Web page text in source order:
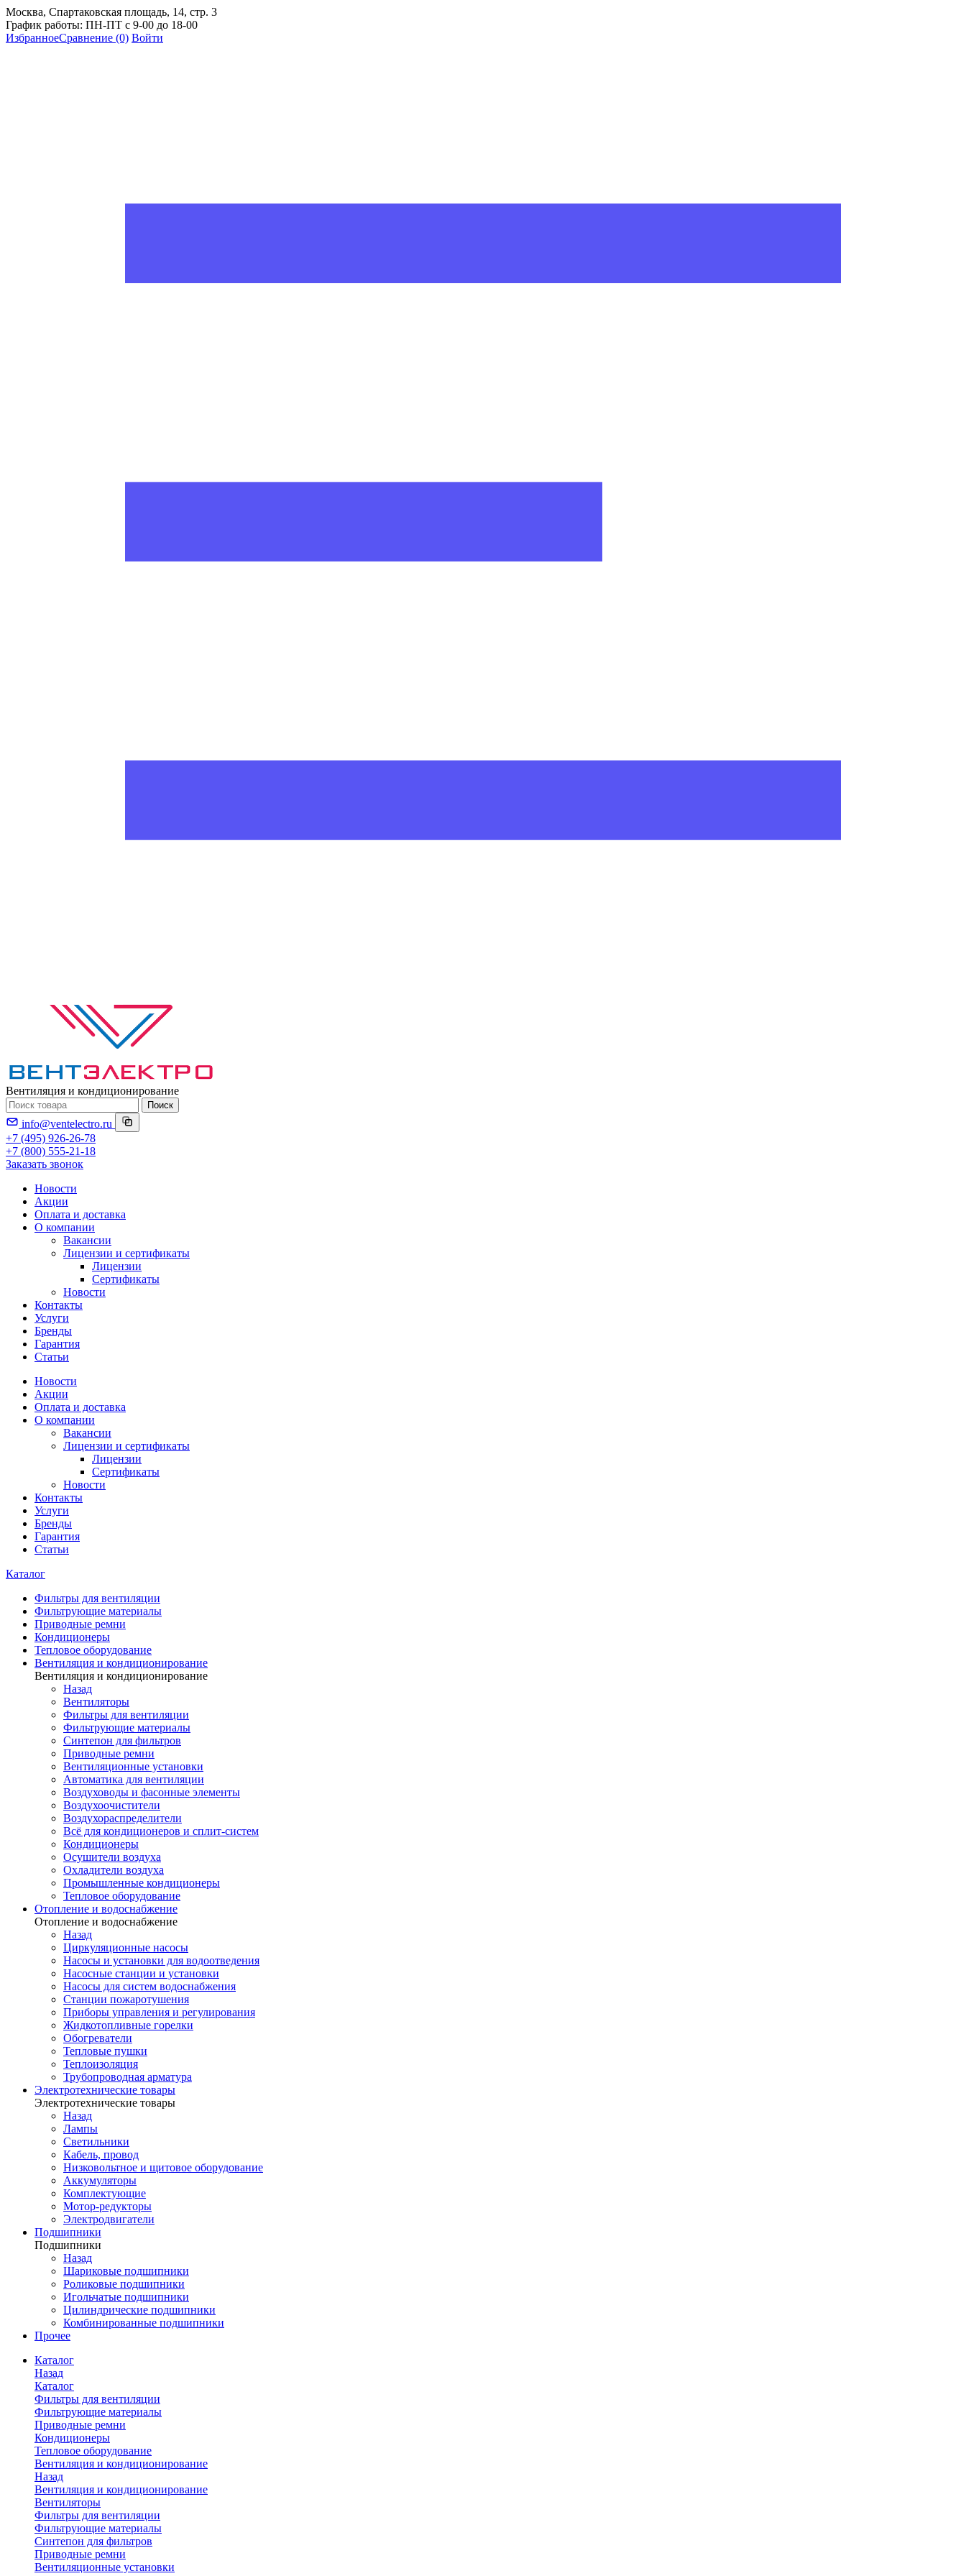
Москва, Спартаковская площадь, 14, стр. 3
График работы: ПН-ПТ с 9-00 до 18-00
ИзбранноеСравнение (0) Войти
Вентиляция и кондиционирование
Поиск
info@ventelectro.ru
+7 (495) 926-26-78
+7 (800) 555-21-18
Заказать звонок
Новости
Акции
Оплата и доставка
О компании
Вакансии
Лицензии и сертификаты
Лицензии
Сертификаты
Новости
Контакты
Услуги
Бренды
Гарантия
Статьи
Новости
Акции
Оплата и доставка
О компании
Вакансии
Лицензии и сертификаты
Лицензии
Сертификаты
Новости
Контакты
Услуги
Бренды
Гарантия
Статьи
Каталог
Фильтры для вентиляции
Фильтрующие материалы
Приводные ремни
Кондиционеры
Тепловое оборудование
Вентиляция и кондиционирование
Вентиляция и кондиционирование
Назад
Вентиляторы
Фильтры для вентиляции
Фильтрующие материалы
Синтепон для фильтров
Приводные ремни
Вентиляционные установки
Автоматика для вентиляции
Воздуховоды и фасонные элементы
Воздухоочистители
Воздухораспределители
Всё для кондиционеров и сплит-систем
Кондиционеры
Осушители воздуха
Охладители воздуха
Промышленные кондиционеры
Тепловое оборудование
Отопление и водоснабжение
Отопление и водоснабжение
Назад
Циркуляционные насосы
Насосы и установки для водоотведения
Насосные станции и установки
Насосы для систем водоснабжения
Станции пожаротушения
Приборы управления и регулирования
Жидкотопливные горелки
Обогреватели
Тепловые пушки
Теплоизоляция
Трубопроводная арматура
Электротехнические товары
Электротехнические товары
Назад
Лампы
Светильники
Кабель, провод
Низковольтное и щитовое оборудование
Аккумуляторы
Комплектующие
Мотор-редукторы
Электродвигатели
Подшипники
Подшипники
Назад
Шариковые подшипники
Роликовые подшипники
Игольчатые подшипники
Цилиндрические подшипники
Комбинированные подшипники
Прочее
Каталог
Назад
Каталог
Фильтры для вентиляции
Фильтрующие материалы
Приводные ремни
Кондиционеры
Тепловое оборудование
Вентиляция и кондиционирование
Назад
Вентиляция и кондиционирование
Вентиляторы
Фильтры для вентиляции
Фильтрующие материалы
Синтепон для фильтров
Приводные ремни
Вентиляционные установки